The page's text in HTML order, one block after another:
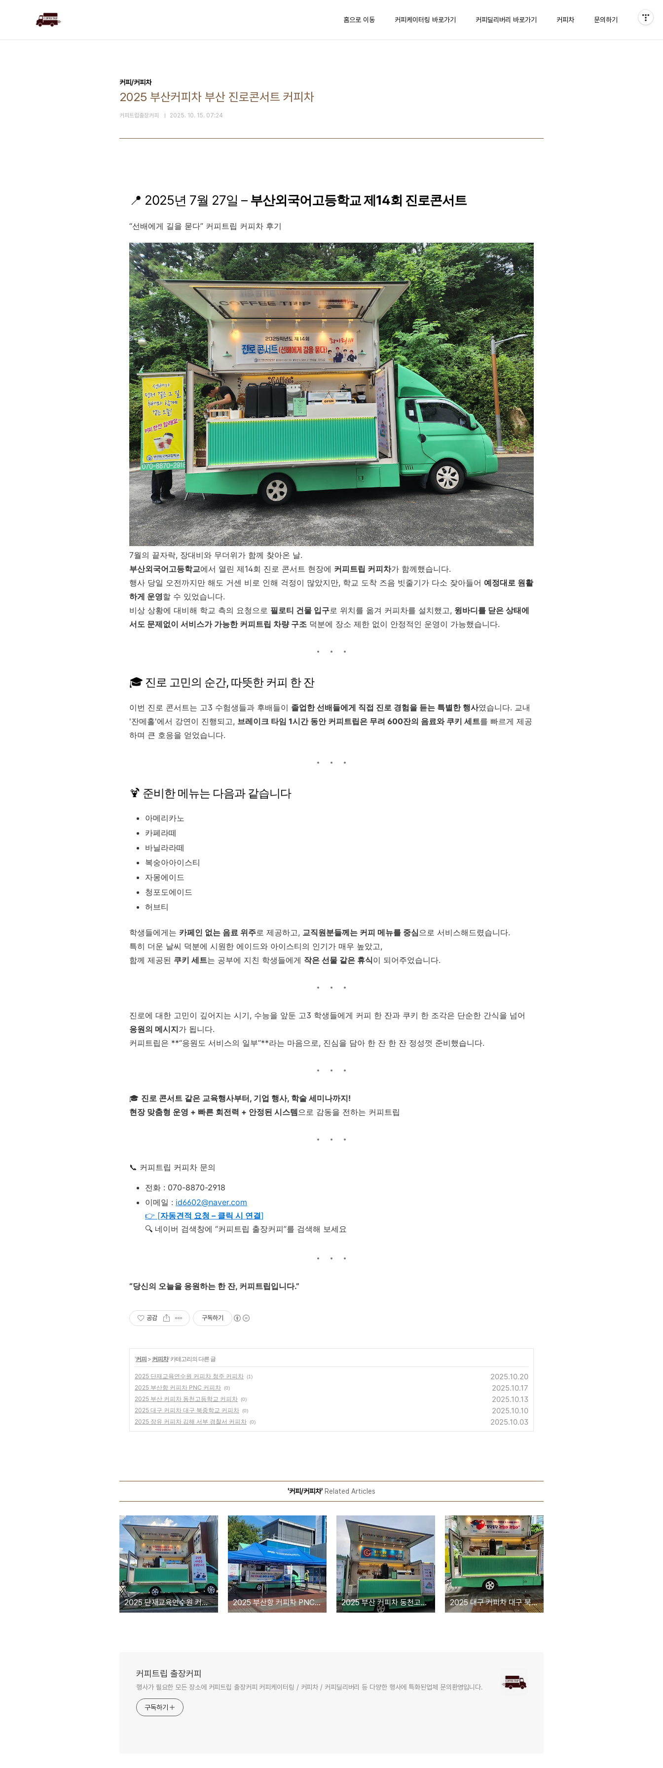
홈으로 이동
커피케이터링 바로가기 커피딜리버리 바로가기 커피차 문의하기
커피/커피차
2025 부산커피차 부산 진로콘서트 커피차
커피트립출장커피 2025. 10. 15. 07:24
📍 2025년 7월 27일 – 부산외국어고등학교 제14회 진로콘서트
“선배에게 길을 묻다” 커피트립 커피차 후기
7월의 끝자락, 장대비와 무더위가 함께 찾아온 날.
부산외국어고등학교에서 열린 제14회 진로 콘서트 현장에 커피트립 커피차가 함께했습니다.
행사 당일 오전까지만 해도 거센 비로 인해 걱정이 많았지만, 학교 도착 즈음 빗줄기가 다소 잦아들어 예정대로 원활
하게 운영할 수 있었습니다.
비상 상황에 대비해 학교 측의 요청으로 필로티 건물 입구로 위치를 옮겨 커피차를 설치했고, 윙바디를 닫은 상태에
서도 문제없이 서비스가 가능한 커피트립 차량 구조 덕분에 장소 제한 없이 안정적인 운영이 가능했습니다.
🎓 진로 고민의 순간, 따뜻한 커피 한 잔
이번 진로 콘서트는 고3 수험생들과 후배들이 졸업한 선배들에게 직접 진로 경험을 듣는 특별한 행사였습니다. 교내
'잔메홀'에서 강연이 진행되고, 브레이크 타임 1시간 동안 커피트립은 무려 600잔의 음료와 쿠키 세트를 빠르게 제공
하며 큰 호응을 얻었습니다.
🍹 준비한 메뉴는 다음과 같습니다
아메리카노
카페라떼
바닐라라떼
복숭아아이스티
자몽에이드
청포도에이드
허브티
학생들에게는 카페인 없는 음료 위주로 제공하고, 교직원분들께는 커피 메뉴를 중심으로 서비스해드렸습니다.
특히 더운 날씨 덕분에 시원한 에이드와 아이스티의 인기가 매우 높았고,
함께 제공된 쿠키 세트는 공부에 지친 학생들에게 작은 선물 같은 휴식이 되어주었습니다.
진로에 대한 고민이 깊어지는 시기, 수능을 앞둔 고3 학생들에게 커피 한 잔과 쿠키 한 조각은 단순한 간식을 넘어
응원의 메시지가 됩니다.
커피트립은 **“응원도 서비스의 일부”**라는 마음으로, 진심을 담아 한 잔 한 잔 정성껏 준비했습니다.
🎓 진로 콘서트 같은 교육행사부터, 기업 행사, 학술 세미나까지!
현장 맞춤형 운영 + 빠른 회전력 + 안정된 시스템으로 감동을 전하는 커피트립
📞 커피트립 커피차 문의
전화 : 070-8870-2918
이메일 : id6602@naver.com
👉 [자동견적 요청 – 클릭 시 연결]
🔍 네이버 검색창에 “커피트립 출장커피”를 검색해 보세요
“당신의 오늘을 응원하는 한 잔, 커피트립입니다.”
공감 구독하기
'커피 > 커피차' 카테고리의 다른 글
2025 단재교육연수원 커피차 청주 커피차 (1) 2025.10.20
2025 부산항 커피차 PNC 커피차 (0) 2025.10.17
2025 부산 커피차 동천고등학교 커피차 (0) 2025.10.13
2025 대구 커피차 대구 북중학교 커피차 (0) 2025.10.10
2025 장유 커피차 김해 서부 경찰서 커피차 (0) 2025.10.03
'커피/커피차' Related Articles
2025 단재교육연수원 커피차 청주 커피차 2025 부산항 커피차 PNC 커피차 2025 부산 커피차 동천고등학교 커피차 2025 대구 커피차 대구 북중학교 커피차
커피트립 출장커피
행사가 필요한 모든 장소에 커피트립 출장커피 커피케이터링 / 커피차 / 커피딜리버리 등 다양한 행사에 특화된업체 문의환영입니다.
구독하기